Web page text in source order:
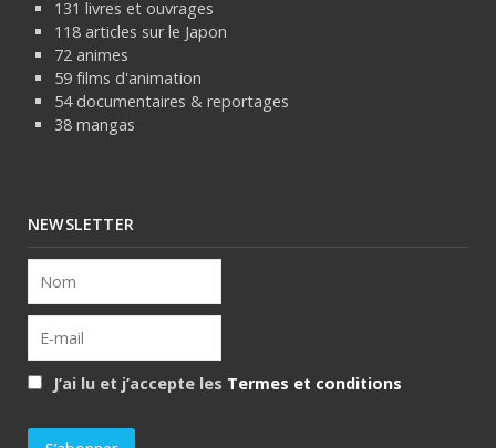
131 livres et ouvrages
118 articles sur le Japon
72 animes
59 films d'animation
54 documentaires & reportages
38 mangas
NEWSLETTER
J’ai lu et j’accepte les Termes et conditions